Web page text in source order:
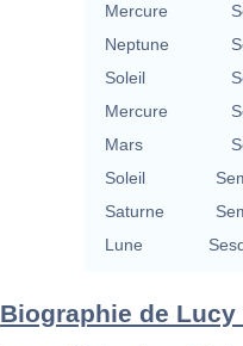
Mercure
Neptune
Soleil
Mercure
Mars
Soleil
Saturne
Lune
Biographie de